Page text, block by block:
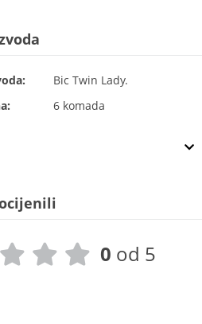
Bic Twin Lady.
6 komada
0 od 5